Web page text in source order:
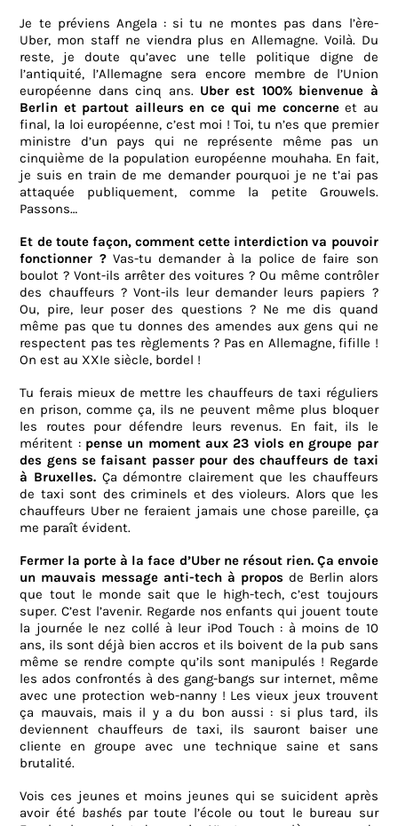
Je te préviens Angela : si tu ne montes pas dans l’ère-
Uber, mon staff ne viendra plus en Allemagne. Voilà. Du
reste, je doute qu’avec une telle politique digne de
l’antiquité, l’Allemagne sera encore membre de l’Union
européenne dans cinq ans. Uber est 100% bienvenue à
Berlin et partout ailleurs en ce qui me concerneet au
final, la loi européenne, c’est moi ! Toi, tu n’es que premier
ministre d’un pays qui ne représente même pas un
cinquième de la population européenne mouhaha. En fait,
je suis en train de me demander pourquoi je ne t’ai pas
attaquée publiquement, comme la petite Grouwels.
Passons…
Et de toute façon, comment cette interdiction va pouvoir
fonctionner ?Vas-tu demander à la police de faire son
boulot ? Vont-ils arrêter des voitures ? Ou même contrôler
des chauffeurs ? Vont-ils leur demander leurs papiers ?
Ou, pire, leur poser des questions ? Ne me dis quand
même pas que tu donnes des amendes aux gens qui ne
respectent pas tes règlements ? Pas en Allemagne, fifille !
On est au XXIe siècle, bordel !
Tu ferais mieux de mettre les chauffeurs de taxi réguliers
en prison, comme ça, ils ne peuvent même plus bloquer
les routes pour défendre leurs revenus. En fait, ils le
méritent : pense un moment aux 23 viols en groupe par
des gens se faisant passer pour des chauffeurs de taxi
à Bruxelles. Ça démontre clairement que les chauffeurs
de taxi sont des criminels et des violeurs. Alors que les
chauffeurs Uber ne feraient jamais une chose pareille, ça
me paraît évident.
Fermer la porte à la face d’Uber ne résout rien. Ça envoie
un mauvais message anti-tech à propos de Berlin alors
que tout le monde sait que le high-tech, c’est toujours
super. C’est l’avenir. Regarde nos enfants qui jouent toute
la journée le nez collé à leur iPod Touch : à moins de 10
ans, ils sont déjà bien accros et ils boivent de la pub sans
même se rendre compte qu’ils sont manipulés ! Regarde
les ados confrontés à des gang-bangs sur internet, même
avec une protection web-nanny ! Les vieux jeux trouvent
ça mauvais, mais il y a du bon aussi : si plus tard, ils
deviennent chauffeurs de taxi, ils sauront baiser une
cliente en groupe avec une technique saine et sans
brutalité.
Vois ces jeunes et moins jeunes qui se suicident après
avoir été bashés par toute l’école ou tout le bureau sur